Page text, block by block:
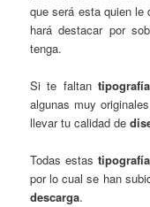
que será esta quien
hará destacar por
tenga.
Si te faltan
algunas muy
llevar tu calidad de
Todas estas
por lo cual se han
descarga.